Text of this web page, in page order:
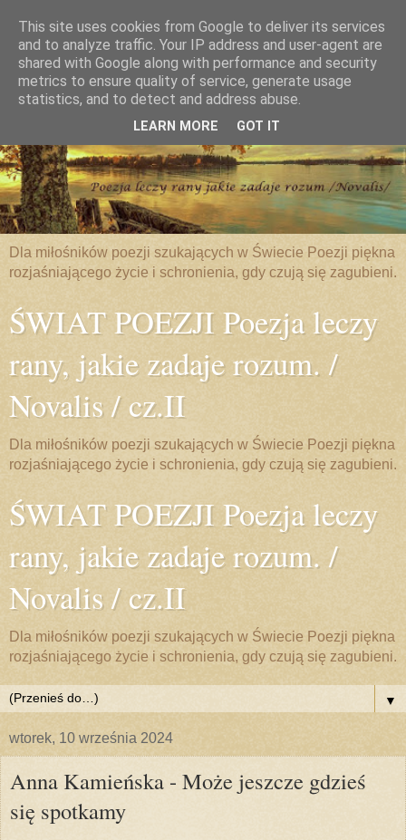
Dla miłośników poezji szukających w Świecie Poezji piękna
rozjaśniającego życie i schronienia, gdy czują się zagubieni.
ŚWIAT POEZJI Poezja leczy
rany, jakie zadaje rozum. /
Novalis / cz.II
Dla miłośników poezji szukających w Świecie Poezji piękna
rozjaśniającego życie i schronienia, gdy czują się zagubieni.
ŚWIAT POEZJI Poezja leczy
rany, jakie zadaje rozum. /
Novalis / cz.II
Dla miłośników poezji szukających w Świecie Poezji piękna
rozjaśniającego życie i schronienia, gdy czują się zagubieni.
▼
wtorek, 10 września 2024
Anna Kamieńska - Może jeszcze gdzieś
się spotkamy
This site uses cookies from Google to deliver its services
and to analyze traffic. Your IP address and user-agent are
shared with Google along with performance and security
metrics to ensure quality of service, generate usage
statistics, and to detect and address abuse.
LEARN MORE GOT IT